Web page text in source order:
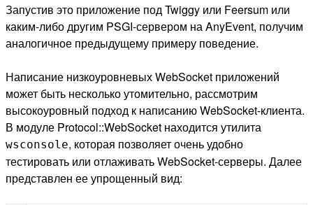
Запустив это приложение под Twiggy или Feersum или
каким-либо другим PSGI-сервером на AnyEvent, получим
аналогичное предыдущему примеру поведение.
Написание низкоуровневых WebSocket приложений
может быть несколько утомительно, рассмотрим
высокоуровный подход к написанию WebSocket-клиента.
В модуле Protocol::WebSocket находится утилита
wsconsole, которая позволяет очень удобно
тестировать или отлаживать WebSocket-серверы. Далее
представлен ее упрощенный вид: